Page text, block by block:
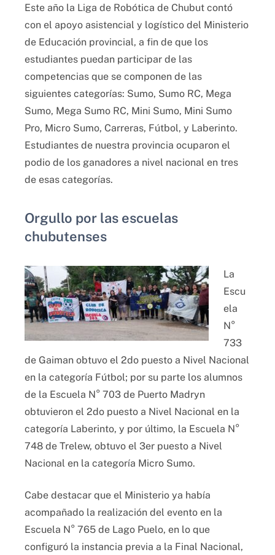
Este año la Liga de Robótica de Chubut contó
con el apoyo asistencial y logístico del Ministerio
de Educación provincial, a fin de que los
estudiantes puedan participar de las
competencias que se componen de las
siguientes categorías: Sumo, Sumo RC, Mega
Sumo, Mega Sumo RC, Mini Sumo, Mini Sumo
Pro, Micro Sumo, Carreras, Fútbol, y Laberinto.
Estudiantes de nuestra provincia ocuparon el
podio de los ganadores a nivel nacional en tres
de esas categorías.
Orgullo por las escuelas
chubutenses
La
Escu
ela
N°
733
de Gaiman obtuvo el 2do puesto a Nivel Nacional
en la categoría Fútbol; por su parte los alumnos
de la Escuela N° 703 de Puerto Madryn
obtuvieron el 2do puesto a Nivel Nacional en la
categoría Laberinto, y por último, la Escuela N°
748 de Trelew, obtuvo el 3er puesto a Nivel
Nacional en la categoría Micro Sumo.
Cabe destacar que el Ministerio ya había
acompañado la realización del evento en la
Escuela N° 765 de Lago Puelo, en lo que
configuró la instancia previa a la Final Nacional,